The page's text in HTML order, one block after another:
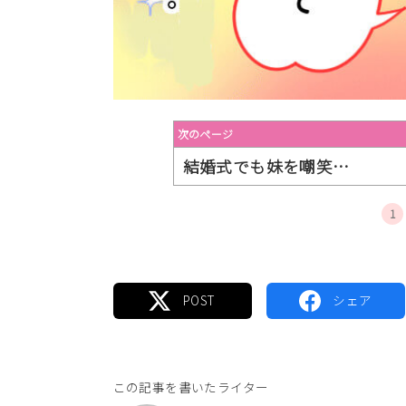
次のページ
結婚式でも妹を嘲笑…
1
この記事を書いたライター